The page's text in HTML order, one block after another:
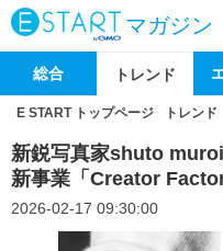
マガジン
総合 トレンド
E START トップページ トレンド
新鋭写真家shuto
新事業「Creator
2026-02-17 09:30:00